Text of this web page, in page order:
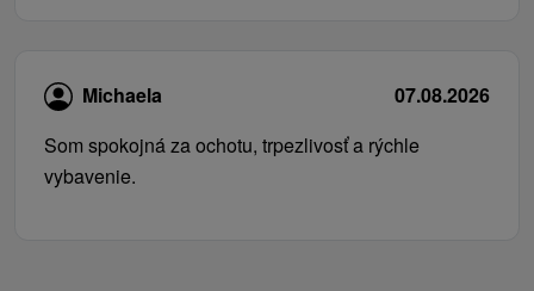
Michaela
07.08.2026
Som spokojná za ochotu, trpezlivosť a rýchle
vybavenie.